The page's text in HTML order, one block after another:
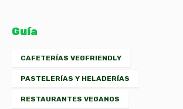
Guía
CAFETERÍAS VEGFRIENDLY
PASTELERÍAS Y HELADERÍAS
RESTAURANTES VEGANOS